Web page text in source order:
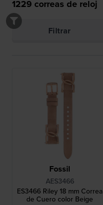
1229 correas de reloj
Filtrar
Fossil
AES3466
ES3466 Riley 18 mm Correa
de Cuero color Beige